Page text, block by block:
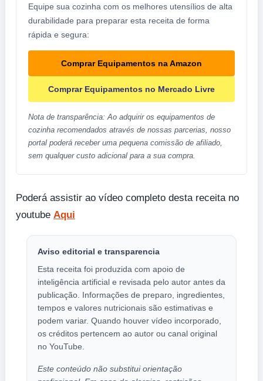
Equipe sua cozinha com os melhores utensílios de alta
durabilidade para preparar esta receita de forma
rápida e segura:
Comprar Equipamentos na Amazon
Comprar Equipamentos no Mercado Livre
Nota de transparência: Ao adquirir os equipamentos de
cozinha recomendados através de nossas parcerias, nosso
portal poderá receber uma pequena comissão de afiliado,
sem qualquer custo adicional para a sua compra.
Poderá assistir ao vídeo completo desta receita no
youtube Aqui
Aviso editorial e transparencia
Esta receita foi produzida com apoio de
inteligência artificial e revisada pelo autor antes da
publicação. Informações de preparo, ingredientes,
tempos e valores nutricionais são estimativas e
podem variar. Quando houver vídeo incorporado,
os créditos pertencem ao autor ou canal original
no YouTube.
Este conteúdo não substitui orientação